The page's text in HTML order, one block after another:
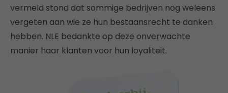
vermeld stond dat sommige bedrijven nog weleens
vergeten aan wie ze hun bestaansrecht te danken
hebben. NLE bedankte op deze onverwachte
manier haar klanten voor hun loyaliteit.